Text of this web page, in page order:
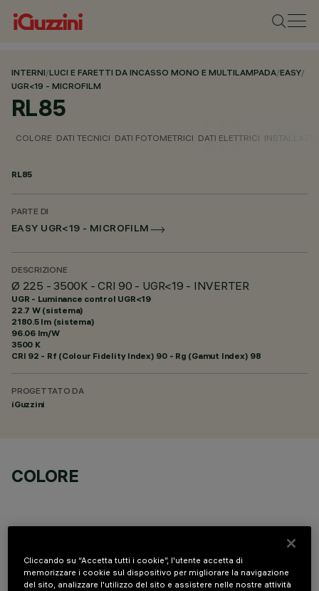
INTERNI/LUCI E FARETTI DA INCASSO MONO E MULTILAMPADA/EASY/
UGR<19 - MICROFILM
RL85
COLORE DATI TECNICI DATI FOTOMETRICI DATI ELETTRICI
RL85
PARTE DI
EASY UGR<19 - MICROFILM
DESCRIZIONE
Ø 225 - 3500K - CRI 90 - UGR<19 - INVERTER
UGR - Luminance control UGR<19
22.7 W (sistema)
2180.5 lm (sistema)
96.06 lm/W
3500 K
CRI 92 - Rf (Colour Fidelity Index) 90 - Rg (Gamut Index) 98
PROGETTATO DA
iGuzzini
COLORE
DATI TECNICI
Cliccando su “Accetta tutti i cookie”, l'utente accetta di
memorizzare i cookie sul dispositivo per migliorare la navigazione
del sito, analizzare l'utilizzo del sito e assistere nelle nostre attività